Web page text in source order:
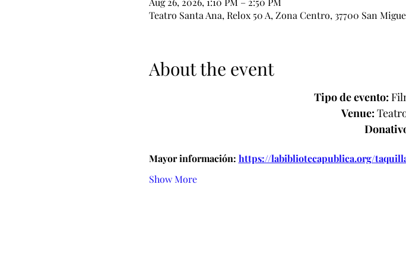
Teatro Santa Ana, Relox 50 A, Zona Centro, 37700 San
About the event
Tipo de evento:
Venue:
Mayor información: https://labibliotecapublica.org/
Show More